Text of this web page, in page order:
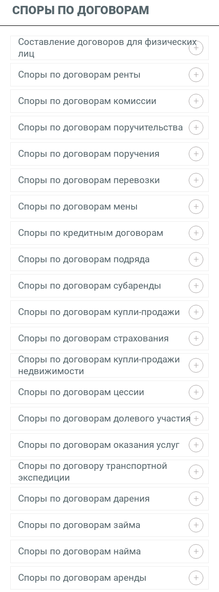
СПОРЫ ПО ДОГОВОРАМ
Составление договоров для физических
лиц
Споры по договорам ренты
Споры по договорам комиссии
Споры по договорам поручительства
Споры по договорам поручения
Споры по договорам перевозки
Споры по договорам мены
Споры по кредитным договорам
Споры по договорам подряда
Споры по договорам субаренды
Споры по договорам купли-продажи
Споры по договорам страхования
Споры по договорам купли-продажи
недвижимости
Споры по договорам цессии
Споры по договорам долевого участия
Споры по договорам оказания услуг
Споры по договору транспортной
экспедиции
Споры по договорам дарения
Споры по договорам займа
Споры по договорам найма
Споры по договорам аренды